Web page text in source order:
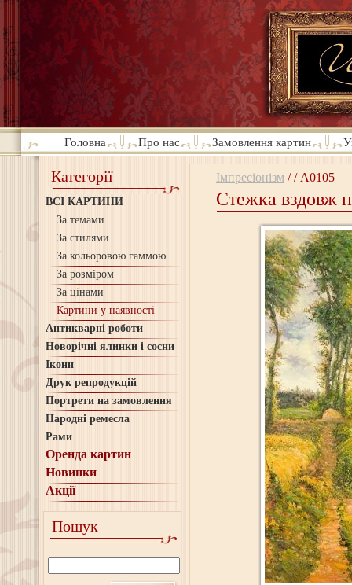
Головна Про нас Замовлення картин
Категорії
ВСІ КАРТИНИ
За темами
За стилями
За кольоровою гаммою
За розміром
За цінами
Картини у наявності
Антикварні роботи
Новорічні ялинки і сосни
Ікони
Друк репродукцій
Портрети на замовлення
Народні ремесла
Рами
Оренда картин
Новинки
Акції
Пошук
Імпресіонізм // A0105
Стежка вздовж